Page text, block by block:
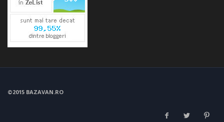
©2015 BAZAVAN.RO